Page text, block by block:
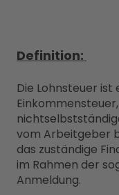
Definition:
Die Lohnsteuer
vom Arbeitgeber
das zuständige
im Rahmen der
Anmeldung.